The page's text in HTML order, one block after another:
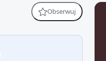
Obserwuj